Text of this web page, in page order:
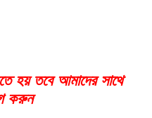
হয় তবে আমাদের সাথে
করুন